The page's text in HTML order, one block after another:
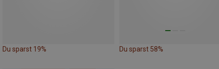
Du sparst 19% Du sparst 58%